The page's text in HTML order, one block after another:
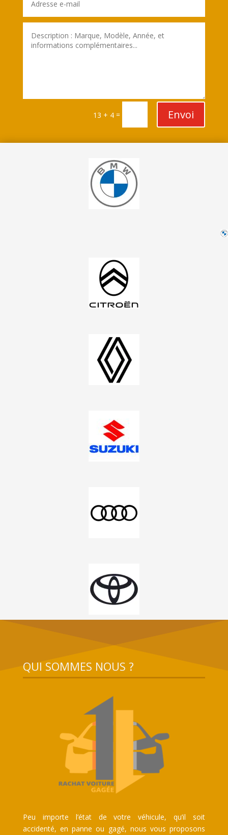
13 + 4 = Envoi
QUI SOMMES NOUS ?
Peu importe l’état de votre véhicule, qu’il soit
accidenté, en panne ou gagé, nous vous proposons